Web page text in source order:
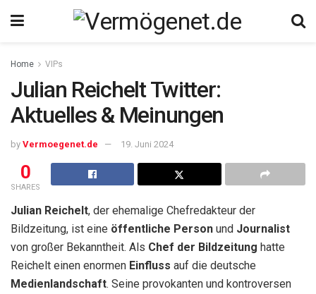
Home VIPs
Julian Reichelt Twitter:
Aktuelles & Meinungen
by Vermoegenet.de 19. Juni 2024
0
SHARES
Julian Reichelt, der ehemalige Chefredakteur der
Bildzeitung, ist eine öffentliche Person und Journalist
von großer Bekanntheit. Als Chef der Bildzeitung hatte
Reichelt einen enormen Einfluss auf die deutsche
Medienlandschaft. Seine provokanten und kontroversen